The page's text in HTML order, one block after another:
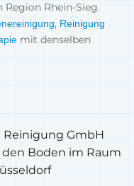
Rhein-Sieg.
, Reinigung
mit denselben